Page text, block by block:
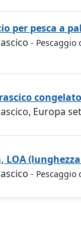
per pesca a
- Pescaggio
Europa
LOA
- Pescaggio